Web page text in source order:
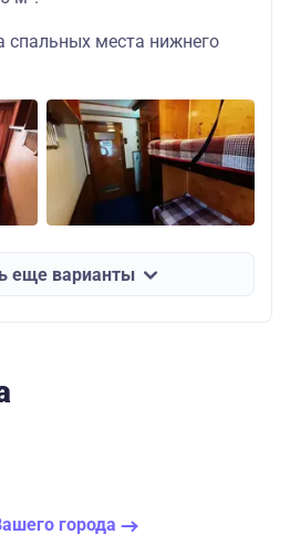
спальных места нижнего
еще варианты
города